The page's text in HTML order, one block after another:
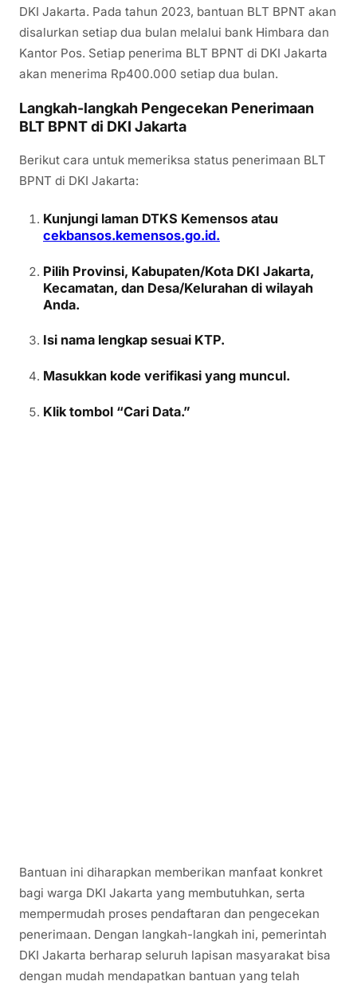
DKI Jakarta. Pada tahun 2023, bantuan BLT BPNT akan
disalurkan setiap dua bulan melalui bank Himbara dan
Kantor Pos. Setiap penerima BLT BPNT di DKI Jakarta
akan menerima Rp400.000 setiap dua bulan.
Langkah-langkah Pengecekan Penerimaan
BLT BPNT di DKI Jakarta
Berikut cara untuk memeriksa status penerimaan BLT
BPNT di DKI Jakarta:
Kunjungi laman DTKS Kemensos atau
cekbansos.kemensos.go.id.
Pilih Provinsi, Kabupaten/Kota DKI Jakarta,
Kecamatan, dan Desa/Kelurahan di wilayah
Anda.
Isi nama lengkap sesuai KTP.
Masukkan kode verifikasi yang muncul.
Klik tombol “Cari Data.”
Bantuan ini diharapkan memberikan manfaat konkret
bagi warga DKI Jakarta yang membutuhkan, serta
mempermudah proses pendaftaran dan pengecekan
penerimaan. Dengan langkah-langkah ini, pemerintah
DKI Jakarta berharap seluruh lapisan masyarakat bisa
dengan mudah mendapatkan bantuan yang telah